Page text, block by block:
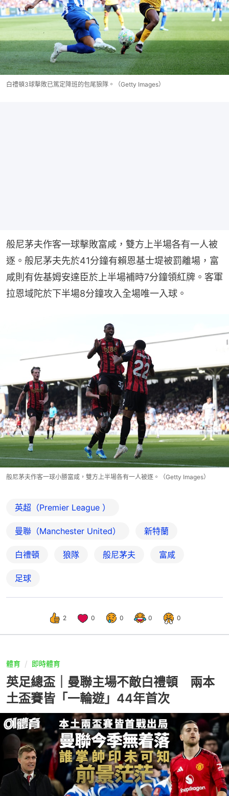
白禮頓3球擊敗已篤定降班的包尾狼隊。（Getty Images）
般尼茅夫作客一球擊敗富咸，雙方上半場各有一人被
逐。般尼茅夫先於41分鐘有賴恩基士堤被罰離場，富
咸則有佐基姆安達臣於上半場補時7分鐘領紅牌。客軍
拉恩域陀於下半場8分鐘攻入全場唯一入球。
般尼茅夫作客一球小勝富咸，雙方上半場各有一人被逐。（Getty Images）
英超（Premier League ）
曼聯（Manchester United） 新特蘭
白禮頓 狼隊 般尼茅夫 富咸
足球
2 0 0 0 0
體育 即時體育
英足總盃｜曼聯主場不敵白禮頓 兩本
土盃賽皆「一輪遊」44年首次